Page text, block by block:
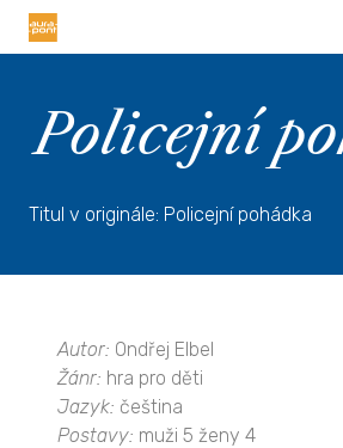
Policejní
Titul v originále: Policejní pohádka
Autor: Ondřej Elbel
Žánr: hra pro děti
Jazyk: čeština
Postavy: muži 5 ženy 4